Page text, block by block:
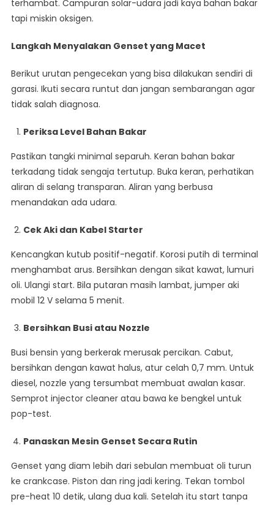
terhambat. Campuran solar-udara jadi kaya bahan bakar
tapi miskin oksigen.
Langkah Menyalakan Genset yang Macet
Berikut urutan pengecekan yang bisa dilakukan sendiri di
garasi. Ikuti secara runtut dan jangan sembarangan agar
tidak salah diagnosa.
Periksa Level Bahan Bakar
Pastikan tangki minimal separuh. Keran bahan bakar
terkadang tidak sengaja tertutup. Buka keran, perhatikan
aliran di selang transparan. Aliran yang berbusa
menandakan ada udara.
Cek Aki dan Kabel Starter
Kencangkan kutub positif-negatif. Korosi putih di terminal
menghambat arus. Bersihkan dengan sikat kawat, lumuri
oli. Ulangi start. Bila putaran masih lambat, jumper aki
mobil 12 V selama 5 menit.
Bersihkan Busi atau Nozzle
Busi bensin yang berkerak merusak percikan. Cabut,
bersihkan dengan kawat halus, atur celah 0,7 mm. Untuk
diesel, nozzle yang tersumbat membuat awalan kasar.
Semprot injector cleaner atau bawa ke bengkel untuk
pop-test.
Panaskan Mesin Genset Secara Rutin
Genset yang diam lebih dari sebulan membuat oli turun
ke crankcase. Piston dan ring jadi kering. Tekan tombol
pre-heat 10 detik, ulang dua kali. Setelah itu start tanpa